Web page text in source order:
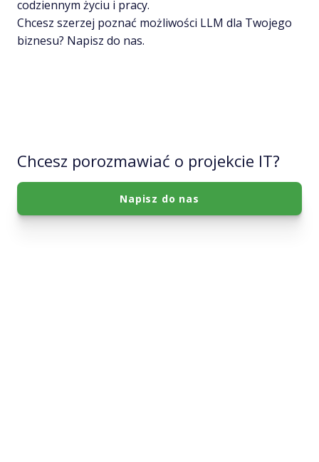
codziennym życiu i pracy.
Chcesz szerzej poznać możliwości LLM dla Twojego
biznesu? Napisz do nas.
Chcesz porozmawiać o projekcie IT?
Napisz do nas